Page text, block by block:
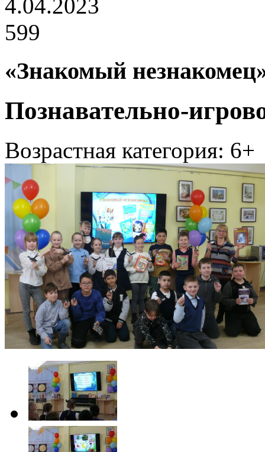
4.04.2023
599
«Знакомый
Познавательно-
Возрастная категория: 6+